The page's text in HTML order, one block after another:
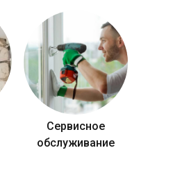
Сервисное
обслуживание